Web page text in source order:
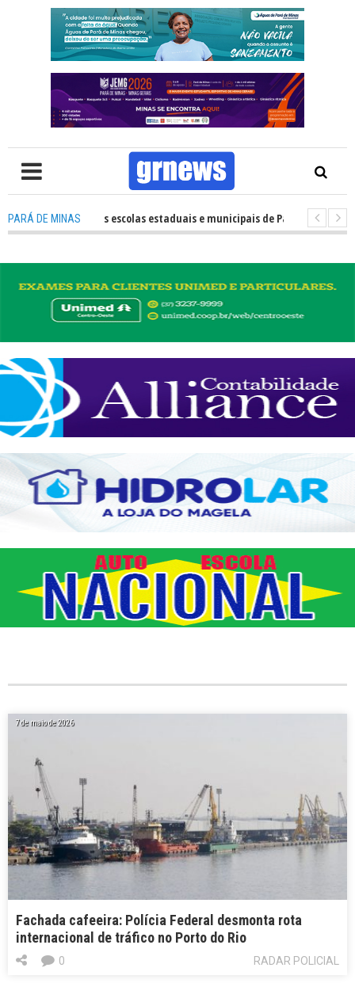
PARÁ DE MINAS
desempenho das escolas estaduais e municipais de Pará de Minas no
7 de maio de 2026
Fachada cafeeira: Polícia Federal desmonta rota
internacional de tráfico no Porto do Rio
RADAR POLICIAL
0